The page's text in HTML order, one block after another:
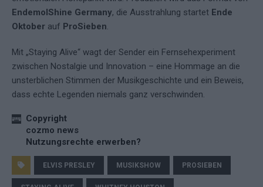
EndemolShine Germany, die Ausstrahlung startet Ende
Oktober auf ProSieben.
Mit „Staying Alive“ wagt der Sender ein Fernsehexperiment
zwischen Nostalgie und Innovation – eine Hommage an die
unsterblichen Stimmen der Musikgeschichte und ein Beweis,
dass echte Legenden niemals ganz verschwinden.
Copyright
cozmo news
Nutzungsrechte erwerben?
ELVIS PRESLEY MUSIKSHOW PROSIEBEN